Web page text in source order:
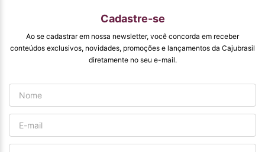
qualidade que vcs
entregam. Parabéns
#
pormaiscampanhaspromorcionais.
Cadastre-se
Ao se cadastrar em nossa newsletter, você concorda em receber
conteúdos exclusivos, novidades, promoções e lançamentos da Cajubrasil
diretamente no seu e-mail.